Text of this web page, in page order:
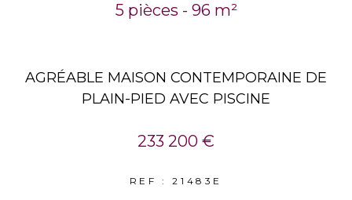
5 pièces - 96 m²
AGRÉABLE MAISON CONTEMPORAINE DE
PLAIN-PIED AVEC PISCINE
233 200 €
REF : 21483E